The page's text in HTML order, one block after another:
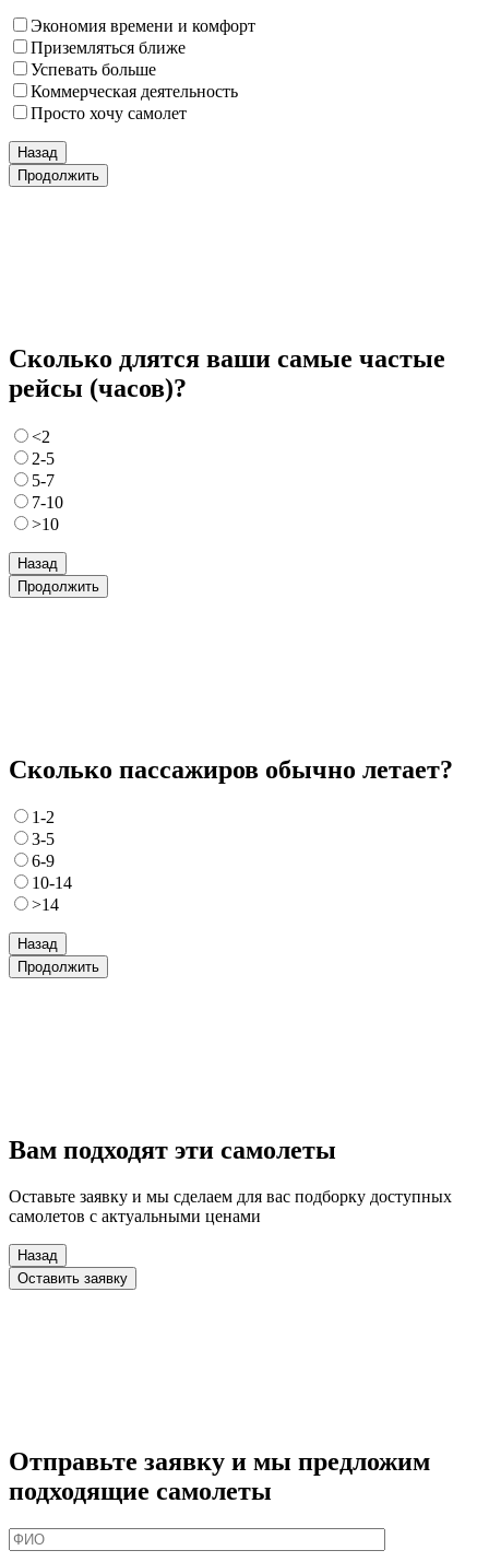
Экономия времени и комфорт
Приземляться ближе
Успевать больше
Коммерческая деятельность
Просто хочу самолет
Назад
Продолжить
Сколько длятся ваши самые частые
рейсы (часов)?
<2
2-5
5-7
7-10
>10
Назад
Продолжить
Сколько пассажиров обычно летает?
1-2
3-5
6-9
10-14
>14
Назад
Продолжить
Вам подходят эти самолеты
Оставьте заявку и мы сделаем для вас подборку доступных
самолетов с актуальными ценами
Назад
Оставить заявку
Отправьте заявку и мы предложим
подходящие самолеты